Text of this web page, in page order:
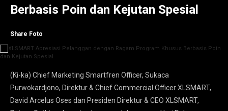
Berbasis Poin dan Kejutan Spesial
Share Foto
(Ki-ka) Chief Marketing Smartfren Officer, Sukaca
Purwokardjono, Direktur & Chief Commercial Officer XLSMART,
David Arcelus Oses dan Presiden Direktur & CEO XLSMART,